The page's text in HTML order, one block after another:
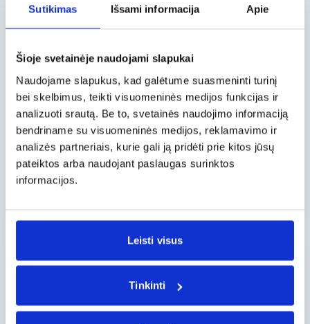
Sutikimas Išsami informacija Apie
Šioje svetainėje naudojami slapukai
Naudojame slapukus, kad galėtume suasmeninti turinį
bei skelbimus, teikti visuomeninės medijos funkcijas ir
analizuoti srautą. Be to, svetainės naudojimo informaciją
bendriname su visuomeninės medijos, reklamavimo ir
analizės partneriais, kurie gali ją pridėti prie kitos jūsų
pateiktos arba naudojant paslaugas surinktos
informacijos.
Leisti visus
Tinkinti
darbavosi angelai. Išvydus uoloje iškaltus
statinius nekyla abejonių, jog tai –
tai, kad XII a. prie šio kūrinio dirbę meistrai
naudojo tik plaktukus ir kaltus.
Krikščionybė Etiopiją pasiekė iš Sirijos ir
Palestinos maždaug tuo pačiu metu, kaip ir
Romos imperiją. Tačiau čia ji plėtojosi gana
izoliuotoje aplinkoje, tad XIX a. mokslininkai,
atvykę į Etipiją, buvo nustebinti vietos
krikščionybės atotrūkio nuo pagrindinių
Grotažymės
#Etiopija #Lalibela